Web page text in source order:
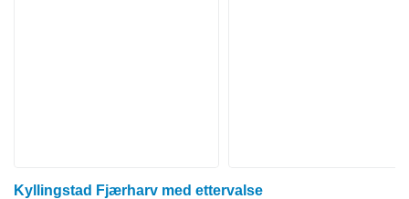
Kyllingstad Fjærharv med ettervalse